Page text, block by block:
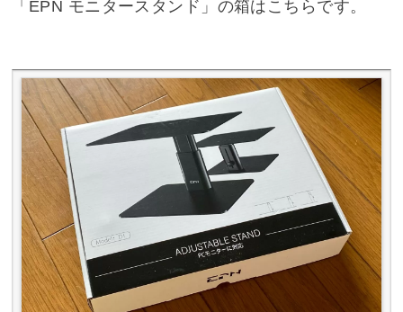
「EPN モニタースタンド」の箱はこちらです。